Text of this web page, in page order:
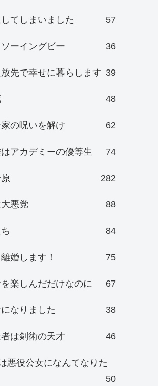
てしまいました 57
ーイングビー 36
先で幸せに暮らします 39
48
の呪いを解け 62
アカデミーの優等生 74
282
悪党 88
84
婚します！ 75
楽しんだだけなのに 67
なりました 38
は剣術の天才 46
悪役公女になんてなりた
50